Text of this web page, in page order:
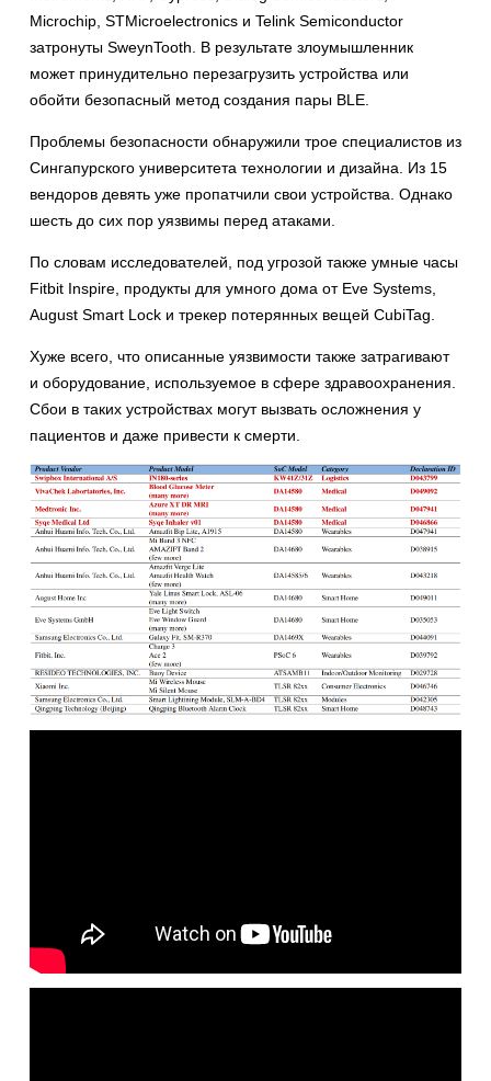
Microchip, STMicroelectronics и Telink Semiconductor
затронуты SweynTooth. В результате злоумышленник
может принудительно перезагрузить устройства или
обойти безопасный метод создания пары BLE.
Проблемы безопасности обнаружили трое специалистов из
Сингапурского университета технологии и дизайна. Из 15
вендоров девять уже пропатчили свои устройства. Однако
шесть до сих пор уязвимы перед атаками.
По словам исследователей, под угрозой также умные часы
Fitbit Inspire, продукты для умного дома от Eve Systems,
August Smart Lock и трекер потерянных вещей CubiTag.
Хуже всего, что описанные уязвимости также затрагивают
и оборудование, используемое в сфере здравоохранения.
Сбои в таких устройствах могут вызвать осложнения у
пациентов и даже привести к смерти.